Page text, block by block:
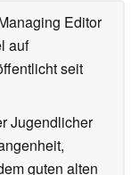
Editor
auf
seit
Jugendlicher
guten alten